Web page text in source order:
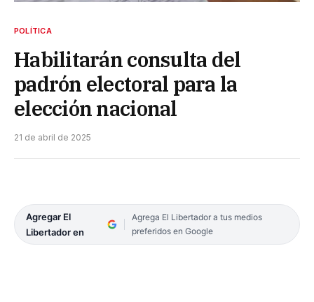
POLÍTICA
Habilitarán consulta del
padrón electoral para la
elección nacional
21 de abril de 2025
Agregar El
Libertador en
Agrega El Libertador a tus medios
preferidos en Google